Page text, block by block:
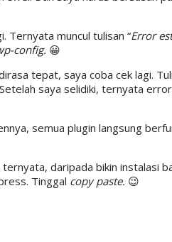
Ternyata muncul tulisan “Error
config. 😀
tepat, saya coba cek lagi.
saya selidiki, ternyata
semua plugin langsung
daripada bikin instalasi
Tinggal copy paste. 😉